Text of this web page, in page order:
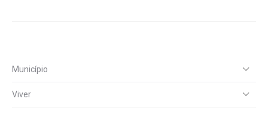
Município
Viver